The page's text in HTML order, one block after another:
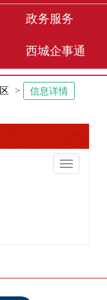
政务服务
西城企事通
> 信息详情
切
换